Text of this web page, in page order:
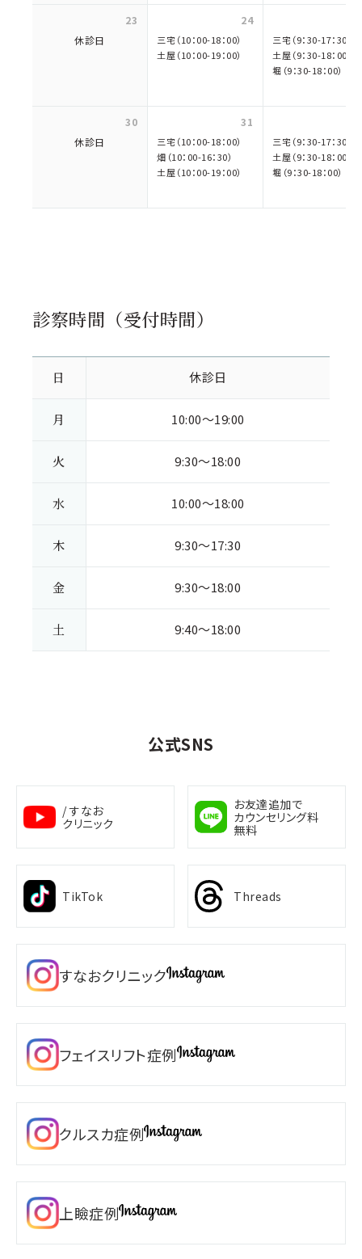
23
休診日
24
三宅（10：00-18：00）
土屋（10：00-19：00）
三宅（9：30-17：30）
土屋（9：30-18：00）
堀（9：30-18：00）
30
休診日
31
三宅（10：00-18：00）
畑（10：00-16：30）
土屋（10：00-19：00）
三宅（9：30-17：30）
土屋（9：30-18：00）
堀（9：30-18：00）
診察時間（受付時間）
日
月
火
水
木
金
土
休診日
10:00～19:00
9:30～18:00
10:00～18:00
9:30～17:30
9:30～18:00
9:40～18:00
公式SNS
/ すなお
クリニック
お友達追加で
カウンセリング料
無料
TikTok Threads
すなおクリニック
フェイスリフト症例
クルスカ症例
上瞼症例